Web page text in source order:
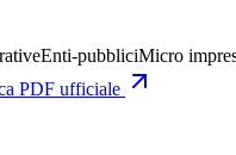
Enti-pubbliciMicro
PDF ufficiale